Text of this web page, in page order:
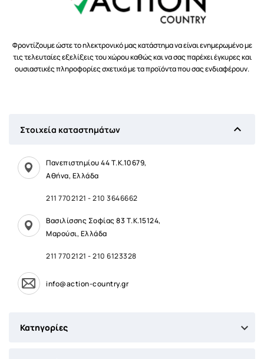
Φροντίζουμε ώστε το ηλεκτρονικό μας κατάστημα να είναι ενημερωμένο με
τις τελευταίες εξελίξεις του χώρου καθώς και να σας παρέχει έγκυρες και
ουσιαστικές πληροφορίες σχετικά με τα προϊόντα που σας ενδιαφέρουν.
Στοιχεία καταστημάτων 
Πανεπιστημίου 44 Τ.Κ.10679,
Αθήνα, Ελλάδα
211 7702121 -210 3646662
Βασιλίσσης Σοφίας 83 Τ.Κ.15124,
Μαρούσι, Ελλάδα
211 7702121 -210 6123328
info@action-country.gr
Κατηγορίες 